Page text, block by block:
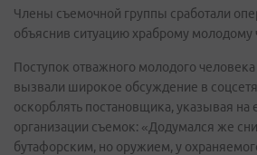
Члены съемочной группы сработали
объяснив ситуацию храброму молодому
Поступок отважного молодого
вызвали широкое обсуждение в
оскорблять постановщика, указывая
организации съемок: «Додумался же
бутафорским, но оружием, у